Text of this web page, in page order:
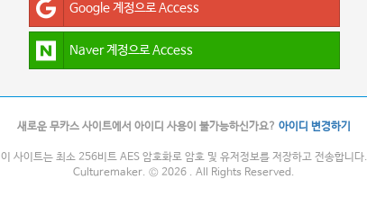
Google 계정으로 Access
Naver 계정으로 Access
새로운 무카스 사이트에서 아이디 사용이 불가능하신가요? 아이디 변경하기
이 사이트는 최소 256비트 AES 암호화로 암호 및 유저정보를 저장하고 전송합니다.
Culturemaker. © 2026 . All Rights Reserved.